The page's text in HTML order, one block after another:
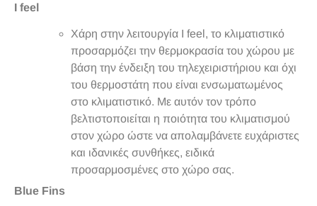
I feel
Χάρη στην λειτουργία I feel, το κλιματιστικό
προσαρμόζει την θερμοκρασία του χώρου με
βάση την ένδειξη του τηλεχειριστήριου και όχι
του θερμοστάτη που είναι ενσωματωμένος
στο κλιματιστικό. Με αυτόν τον τρόπο
βελτιστοποιείται η ποιότητα του κλιματισμού
στον χώρο ώστε να απολαμβάνετε ευχάριστες
και ιδανικές συνθήκες, ειδικά
προσαρμοσμένες στο χώρο σας.
Blue Fins